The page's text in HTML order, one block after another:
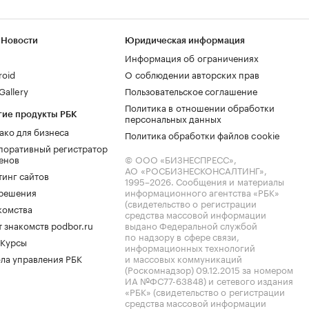
продукты РБК
для бизнеса
регистратор
сайтов
знакомств podbor.ru
управления РБК
Юридическая информация
Информация об ограничениях
О соблюдении авторских прав
Пользовательское соглашение
Политика в отношении обработки
персональных данных
Политика обработки файлов cookie
© ООО «БИЗНЕСПРЕСС»,
АО «РОСБИЗНЕСКОНСАЛТИНГ»,
1995–2026. Сообщения и материалы
информационного агентства «РБК»
(свидетельство о регистрации
средства массовой информации
выдано Федеральной службой
по надзору в сфере связи,
информационных технологий
и массовых коммуникаций
(Роскомнадзор) 09.12.2015 за номером
ИА №ФС77-63848) и сетевого издания
«РБК» (свидетельство о регистрации
средства массовой информации